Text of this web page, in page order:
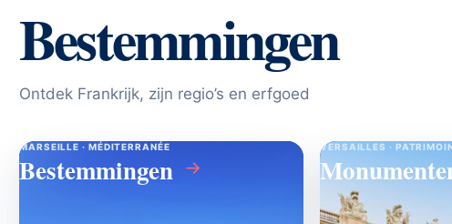
Bestemmingen
Ontdek Frankrijk, zijn regio’s en erfgoed
MARSEILLE · MÉDITERRANÉE
Bestemmingen →
VERSAILLES ·